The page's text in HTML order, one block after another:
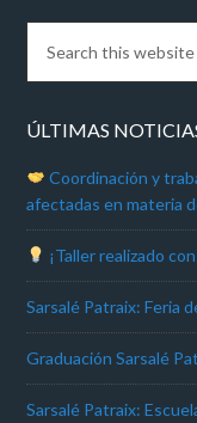
ÚLTIMAS
Coordinación y
afectadas en materia
¡Taller realizado
Sarsalé Patraix: Feria
Graduación Sarsalé
Sarsalé Patraix: